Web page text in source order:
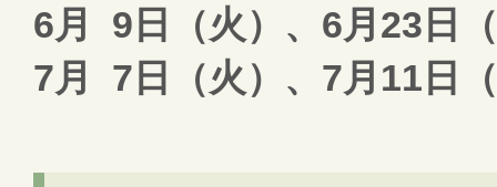
6月 9日（火）、6月23日
7月 7日（火）、7月11日（